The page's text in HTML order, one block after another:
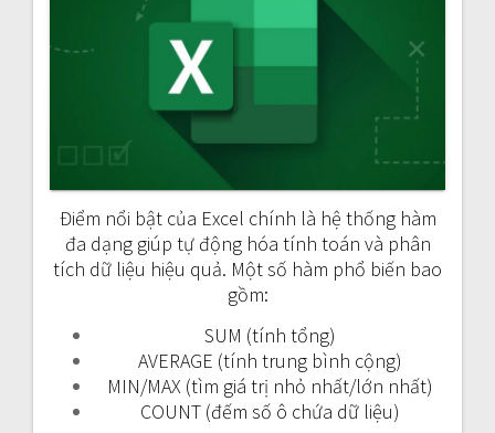
Điểm nổi bật của Excel chính là hệ thống hàm
đa dạng giúp tự động hóa tính toán và phân
tích dữ liệu hiệu quả. Một số hàm phổ biến bao
gồm:
SUM (tính tổng)
AVERAGE (tính trung bình cộng)
MIN/MAX (tìm giá trị nhỏ nhất/lớn nhất)
COUNT (đếm số ô chứa dữ liệu)